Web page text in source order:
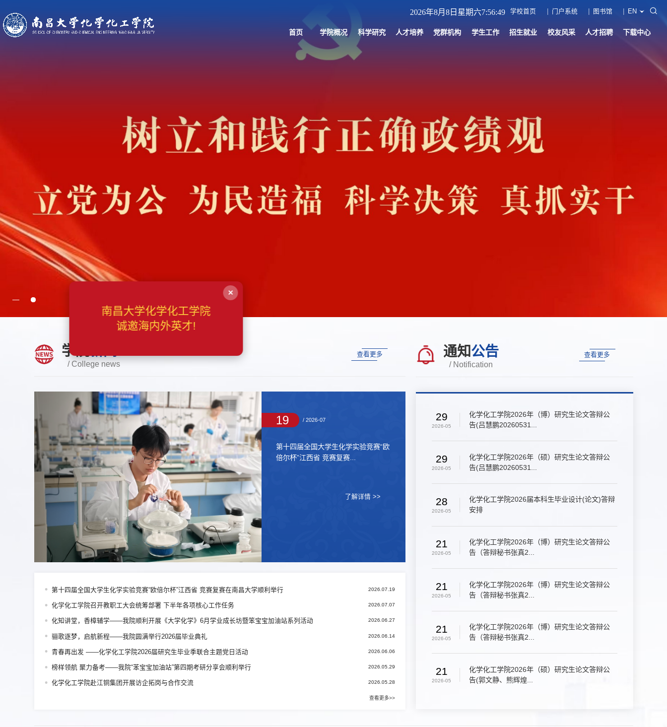
2026年8月8日星期六7:56:51 学校首页 门户系统 图书馆 EN
首页 学院概况 科学研究 人才培养 党群机构 学生工作 招生就业 校友风采 人才招聘 下载中心
学院
/ College news
查看更多
19 / 2026-07
第十四届全国大学生化学实验竞赛“欧
倍尔杯”江西省 竞赛复赛...
了解详情 >>
第十四届全国大学生化学实验竞赛“欧倍尔杯”江西省 竞赛复赛在南昌大学顺利举行 2026.07.19
‌化学化工学院召开教职工大会统筹部署 下半年各项核心工作任务 2026.07.07
化知讲堂，香樟辅学——我院顺利开展《大学化学》6月学业成长坊暨笨宝宝加油站系列活动 2026.06.27
骊歌逐梦，启航新程——我院圆满举行2026届毕业典礼 2026.06.14
青春再出发 ——化学化工学院2026届研究生毕业季联合主题党日活动 2026.06.06
榜样领航 聚力备考——我院“苯宝宝加油站”第四期考研分享会顺利举行 2026.05.29
化学化工学院赴江铜集团开展访企拓岗与合作交流 2026.05.28
查看更多>>
通知公告
/ Notification
查看更多
29
2026-05
化学化工学院2026年（博）研究生论文答辩公
告(吕慧鹏20260531...
29
2026-05
化学化工学院2026年（硕）研究生论文答辩公
告(吕慧鹏20260531...
28
2026-05
化学化工学院2026届本科生毕业设计(论文)答辩
安排
21
2026-05
化学化工学院2026年（博）研究生论文答辩公
告（答辩秘书张真2...
21
2026-05
化学化工学院2026年（博）研究生论文答辩公
告（答辩秘书张真2...
21
2026-05
化学化工学院2026年（博）研究生论文答辩公
告（答辩秘书张真2...
21
2026-05
化学化工学院2026年（硕）研究生论文答辩公
告(郭文静、熊辉煌...
南昌大学化学化工学院